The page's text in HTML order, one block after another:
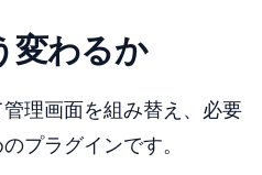
変わるか
理画面を組み替え、必要
プラグインです。